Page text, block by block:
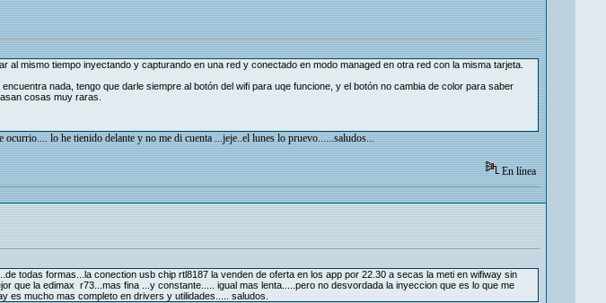
mismo tiempo inyectando y capturando en una red y conectado en modo managed en otra red con la misma tarjeta.
nada, tengo que darle siempre al botón del wifi para uqe funcione, y el botón no cambia de color para saber
cosas muy raras.
lo he tienido delante y no me di cuenta ...jeje..el lunes lo pruevo......saludos...
En línea
todas formas...la conection usb chip rtl8187 la venden de oferta en los app por 22.30 a secas la meti en wifiway sin
que la edimax r73...mas fina ...y constante..... igual mas lenta.....pero no desvordada la inyeccion que es lo que me
es mucho mas completo en drivers y utilidades..... saludos.